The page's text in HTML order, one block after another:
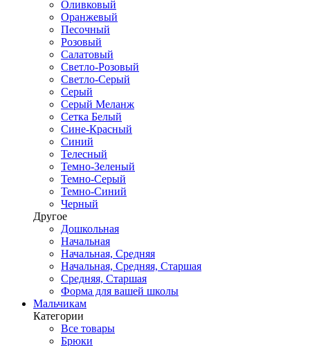
Оливковый
Оранжевый
Песочный
Розовый
Салатовый
Светло-Розовый
Светло-Серый
Серый
Серый Меланж
Сетка Белый
Сине-Красный
Синий
Телесный
Темно-Зеленый
Темно-Серый
Темно-Синий
Черный
Другое
Дошкольная
Начальная
Начальная, Средняя
Начальная, Средняя, Старшая
Средняя, Старшая
Форма для вашей школы
Мальчикам
Категории
Все товары
Брюки